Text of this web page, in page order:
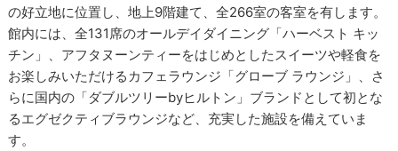
の好立地に位置し、地上9階建て、全266室の客室を有します。
館内には、全131席のオールデイダイニング「ハーベスト キッ
チン」、アフタヌーンティーをはじめとしたスイーツや軽食を
お楽しみいただけるカフェラウンジ「グローブ ラウンジ」、さ
らに国内の「ダブルツリーbyヒルトン」ブランドとして初とな
るエグゼクティブラウンジなど、充実した施設を備えていま
す。